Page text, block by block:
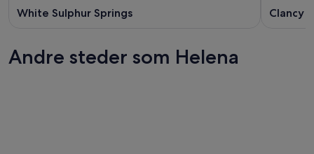
White Sulphur Springs Clancy
Andre steder som Helena